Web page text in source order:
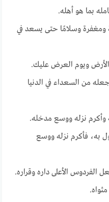
بما هو أهله.
وسلامًا حتى يسعد في
ويوم العرض عليك.
من السعداء في الدنيا
وأكرم نزله ووسع مدخله.
به، فأكرم نزله ووسع
الفردوس الأعلى داره وقراره.